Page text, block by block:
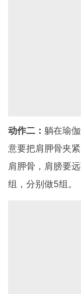
动作二： 躺在瑜
意要把肩胛骨夹
肩胛骨，肩膀要
组，分别做5组。